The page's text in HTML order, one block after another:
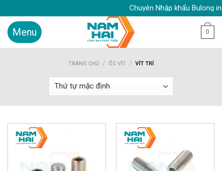
to
content
Chuyên Nhập khẩu Bulong
0
TRANG CHỦ / ỐC VÍT / VÍT TRÍ